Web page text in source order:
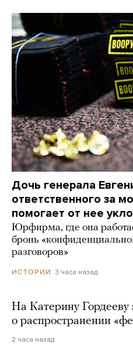
Дочь генерала
ответственного за
помогает от нее
Юрфирма, где она
бронь
разговоров»
ИСТОРИИ 3 часа назад
На Катерину Гордееву
о распространении
2 часа назад